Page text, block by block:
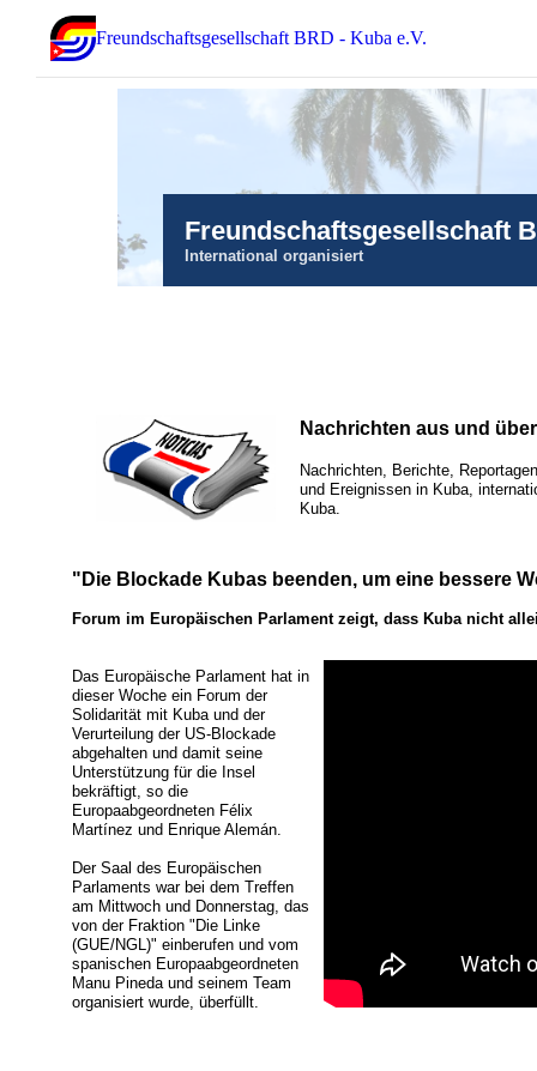
Freundschaftsgesellschaft BRD - Kuba e.V.
Freundschaftsgesellschaft
International organisiert
Nachrichten aus und
Nachrichten, Berichte,
und Ereignissen in Kuba,
Kuba.
"Die Blockade Kubas beenden, um eine bessere
Forum im Europäischen Parlament zeigt, dass Kuba nicht
Das Europäische Parlament hat in
dieser Woche ein Forum der
Solidarität mit Kuba und der
Verurteilung der US-Blockade
abgehalten und damit seine
Unterstützung für die Insel
bekräftigt, so die
Europaabgeordneten Félix
Martínez und Enrique Alemán.
Der Saal des Europäischen
Parlaments war bei dem Treffen
am Mittwoch und Donnerstag, das
von der Fraktion "Die Linke
(GUE/NGL)" einberufen und vom
spanischen Europaabgeordneten
Manu Pineda und seinem Team
organisiert wurde, überfüllt.